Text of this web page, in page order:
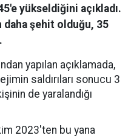
yükseldiğini açıkladı.
şehit olduğu, 35
yapılan açıklamada,
saldırıları sonucu 3
de yaralandığı
2023'ten bu yana